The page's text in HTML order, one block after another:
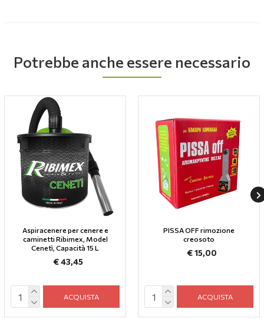
Potrebbe anche essere necessario
Aspiracenere per cenere e
caminetti Ribimex, Model
Cenetì, Capacità 15 L
€ 43,45
ACQUISTA
PISSA OFF rimozione
creosoto
€ 15,00
ACQUISTA